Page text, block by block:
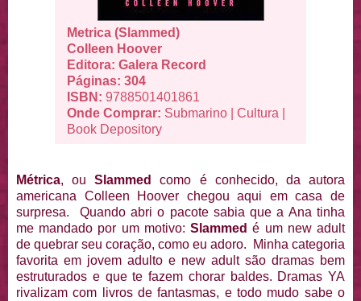
Metrica (Slammed)
Colleen Hoover
Editora: Galera Record
Páginas: 304
ISBN:9788501401861
Onde Comprar: Submarino |Cultura
Book Depository
Métrica, ouSlammed
como é conhecido, da autora
americana Colleen Hoover chegou aqui em casa de
surpresa. Quando abri o pacote sabia que a Ana tinha
me mandado por um motivo:Slammed é um new adult
de quebrar seu coração, como eu adoro. Minha categoria
favorita em jovem adulto e new adult são dramas bem
estruturados e que te fazem chorar baldes. Dramas YA
rivalizam com livros de fantasmas, e todo mudo sabe o